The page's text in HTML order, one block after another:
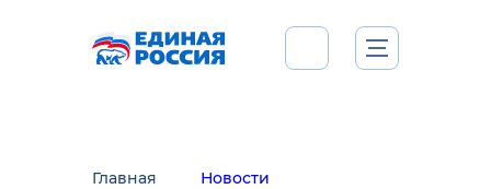
Главная
Новости